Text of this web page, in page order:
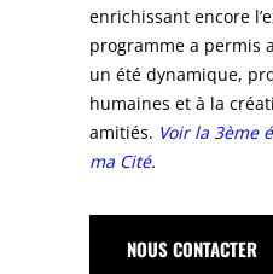
enrichissant encore
programme a permis
un été dynamique,
humaines et à la
amitiés. Voir la 3ème
ma Cité.
NOUS CONTACTER